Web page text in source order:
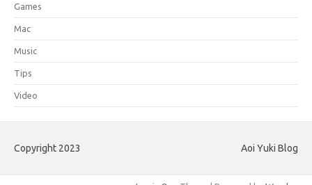
Games
Mac
Music
Tips
Video
Copyright 2023 Aoi Yuki Blog